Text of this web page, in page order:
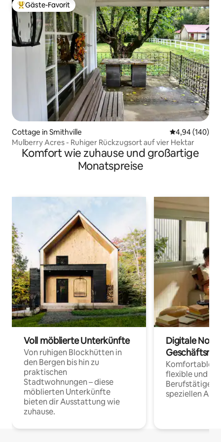
Beliebter Gäste-Favorit.
Gäste-Favorit
Cottage in Smithville
4,94 (140)
Mulberry Acres - Ruhiger Rückzugsort auf vier Hektar
Komfort wie zuhause und großartige
Monatspreise
Voll möblierte Unterkünfte
Von ruhigen Blockhütten in
den Bergen bis hin zu
praktischen
Stadtwohnungen – diese
möblierten Unterkünfte
bieten dir Ausstattung wie
zuhause.
Digitale
Komfortable
flexible und
Berufstätige
speziellen